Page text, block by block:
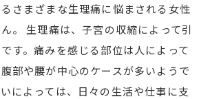
さまざまな生理痛に悩まされる女性
。 生理痛は、子宮の収縮によって引
す。痛みを感じる部位は人によって
部や腰が中心のケースが多いようで
によっては、日々の生活や仕事に支